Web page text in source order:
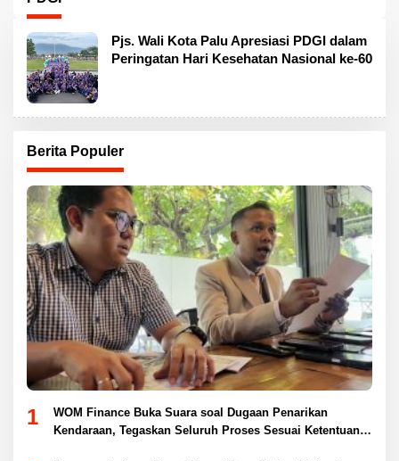
Pjs. Wali Kota Palu Apresiasi PDGI dalam
Peringatan Hari Kesehatan Nasional ke-60
Berita Populer
1
WOM Finance Buka Suara soal Dugaan Penarikan
Kendaraan, Tegaskan Seluruh Proses Sesuai Ketentuan